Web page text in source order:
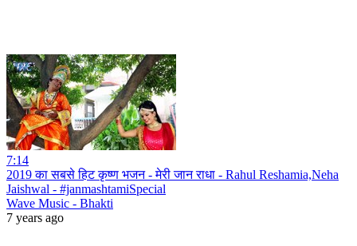
7:14
2019 का सबसे हिट कृष्ण भजन - मेरी जान राधा - Rahul Reshamia,Neha
Jaishwal - #janmashtamiSpecial
Wave Music - Bhakti
7 years ago